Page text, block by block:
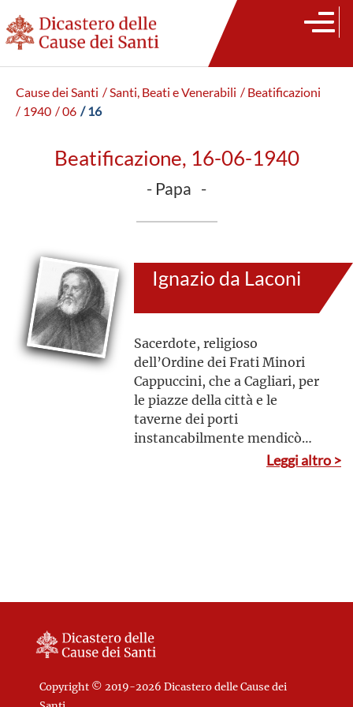
Cause dei Santi / Santi, Beati e Venerabili / Beatificazioni
/ 1940 / 06 / 16
Beatificazione, 16-06-1940
- Papa -
Ignazio da Laconi
Sacerdote, religioso
dell’Ordine dei Frati Minori
Cappuccini, che a Cagliari, per
le piazze della città e le
taverne dei porti
instancabilmente mendicò
offerte per sovvenire allaLeggi altro >
Copyright © 2019-2026 Dicastero delle Cause dei